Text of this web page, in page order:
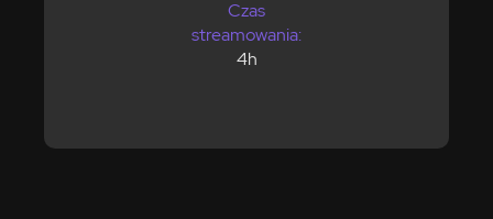
Czas
streamowania:
4h